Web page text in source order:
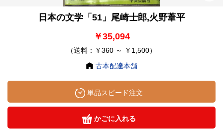
日本の文学「51」尾崎士郎,火野葦平
￥35,094
（送料：￥360 ～ ￥1,500）
古本配達本舗
単品スピード注文
かごに入れる